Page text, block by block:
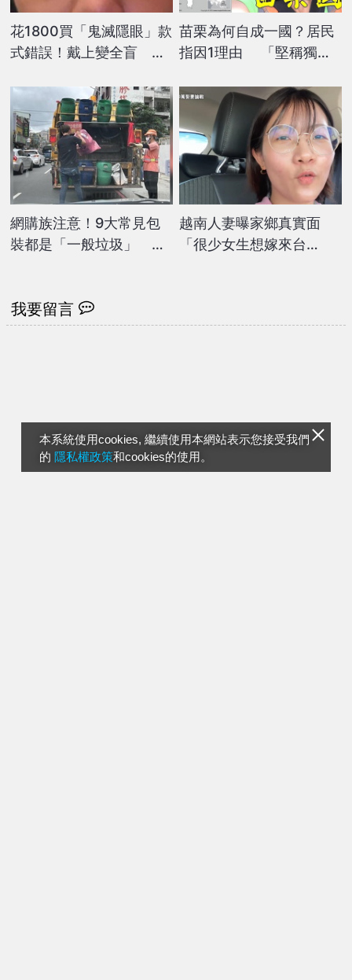
本系統使用cookies, 繼續使用本網站表示您接受我們
的 隱私權政策和cookies的使用。
花1800買「鬼滅隱眼」款
式錯誤！戴上變全盲 她
苗栗為何自成一國？居民
指因1理由 「堅稱獨
能？
網購族注意！9大常見包
裝都是「一般垃圾」 丟
越南人妻曝家鄉真實面
「很少女生想嫁來台
我要留言